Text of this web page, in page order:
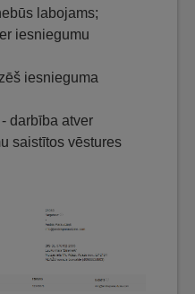
labojams;
iesniegumu
iesnieguma
- darbība atver
saistītos vēstures